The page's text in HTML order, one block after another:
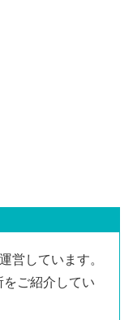
営しています。
ご紹介してい